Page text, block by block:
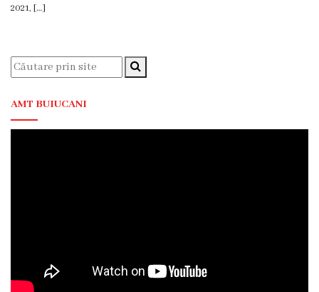
Ambulator
de
Medicină
2021, […]
AMT BUIUCANI